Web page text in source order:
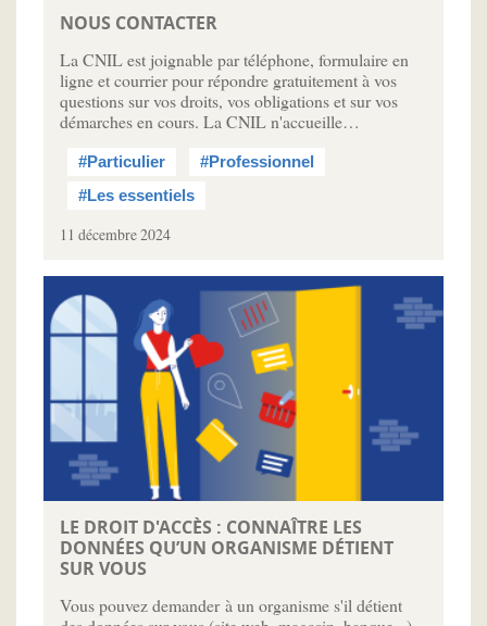
NOUS CONTACTER
La CNIL est joignable par téléphone, formulaire en
ligne et courrier pour répondre gratuitement à vos
questions sur vos droits, vos obligations et sur vos
démarches en cours. La CNIL n'accueille…
#Particulier
#Professionnel
#Les essentiels
11 décembre 2024
LE DROIT D'ACCÈS : CONNAÎTRE LES
DONNÉES QU’UN ORGANISME DÉTIENT
SUR VOUS
Vous pouvez demander à un organisme s'il détient